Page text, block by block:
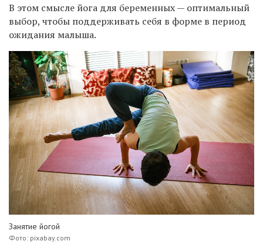
В этом смысле йога для беременных — оптимальный
выбор, чтобы поддерживать себя в форме в период
ожидания малыша.
Занятие йогой
Фото: pixabay.com